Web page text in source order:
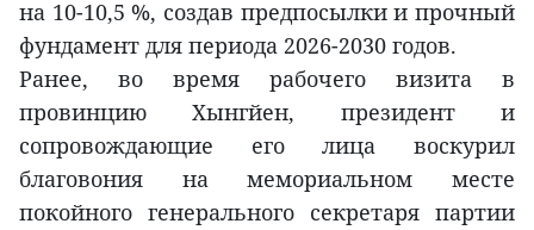
на 10-10,5 %, создав предпосылки и прочный
фундамент для периода 2026-2030 годов.
Ранее, во время рабочего визита в
провинцию Хынгйен, президент и
сопровождающие его лица воскурил
благовония на мемориальном месте
покойного генерального секретаря партии